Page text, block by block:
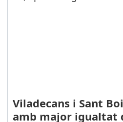
Viladecans i Sant
amb major igualtat